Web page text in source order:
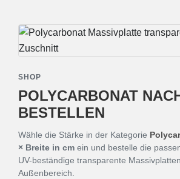
SHOP
POLYCARBONAT NACH
ESTELLEN
Wähle die Stärke in der Kategorie
× Breite in cm ein und bestelle die
UV-beständige transparente
Außenbereich.